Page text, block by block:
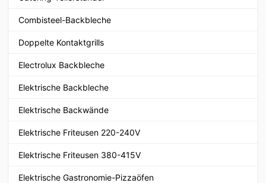
Combisteel-Backbleche
Doppelte Kontaktgrills
Electrolux Backbleche
Elektrische Backbleche
Elektrische Backwände
Elektrische Friteusen 220-240V
Elektrische Friteusen 380-415V
Elektrische Gastronomie-Pizzaöfen